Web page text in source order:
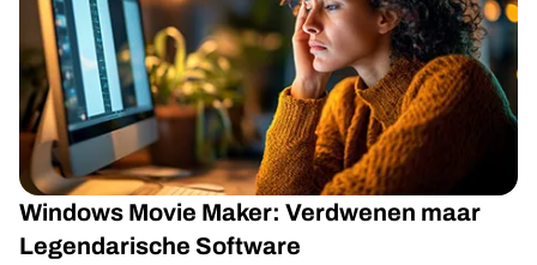
Windows Movie Maker: Verdwenen maar
Legendarische Software